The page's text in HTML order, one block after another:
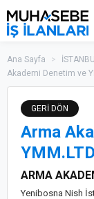
Ana Sayfa >
Akademi Denetim ve
GERİ DÖN
Arma
ARMA
Yenibosna Nish